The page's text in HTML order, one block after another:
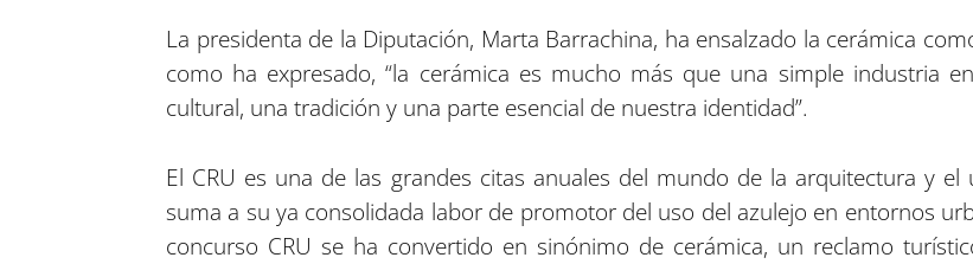
La presidenta de la Diputación, Marta Barrachina, ha ensalzado la cerámica
como ha expresado, “la cerámica es mucho más que una simple industria
cultural, una tradición y una parte esencial de nuestra identidad”.
El CRU es una de las grandes citas anuales del mundo de la arquitectura y
suma a su ya consolidada labor de promotor del uso del azulejo en entornos
concurso CRU se ha convertido en sinónimo de cerámica, un reclamo